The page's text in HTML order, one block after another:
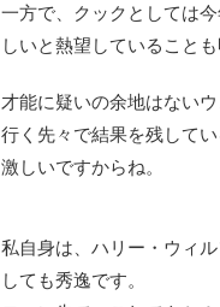
一方で、クックとしては
しいと熱望していること
才能に疑いの余地はない
行く先々で結果を残して
激しいですからね。
私自身は、ハリー・ウィ
しても秀逸です。